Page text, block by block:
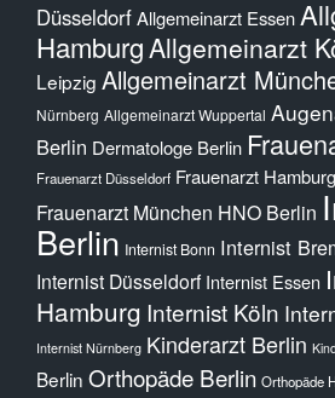
DüsseldorfAllgemeinarzt Essen
HamburgAllgemeinarzt
Leipzig Allgemeinarzt
Nürnberg Allgemeinarzt Wuppertal
Berlin Dermatologe Berlin
Frauenarzt Düsseldorf Frauenarzt Hamburg
Frauenarzt München HNO Berlin
Berlin Internist Bonn Internist
Internist Düsseldorf Internist Essen
Hamburg Internist Köln
Internist Nürnberg Kinderarzt Berlin
Berlin Orthopäde Berlin Orthopäde